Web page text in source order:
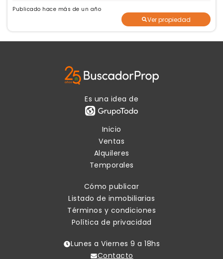
Publicado hace más de un año
Ver propiedad
Es una idea de
Inicio
Ventas
Alquileres
Temporales
Cómo publicar
Listado de inmobiliarias
Términos y condiciones
Política de privacidad
Lunes a Viernes 9 a 18hs
Contacto